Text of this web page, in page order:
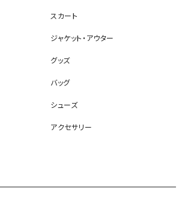
スカート
ジャケット・アウター
グッズ
バッグ
シューズ
アクセサリー